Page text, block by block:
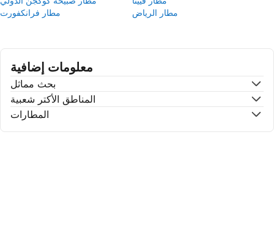
مطار فرانكفورت
مطار الرياض
معلومات إضافية
بحث مماثل
المناطق الأكتر شعبية
المطارات